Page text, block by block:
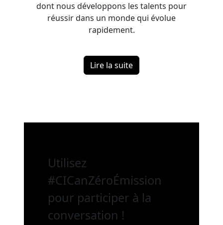
dont nous développons les talents pour
réussir dans un monde qui évolue
rapidement.
Lire la suite
Utilisez
#CICanZéroÉmission
pour participer à la
conversation !